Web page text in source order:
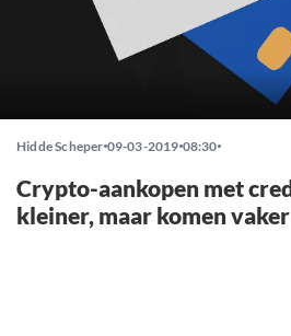
Hidde Scheper 09-03-2019 08:30
Crypto-aankopen met
kleiner, maar komen